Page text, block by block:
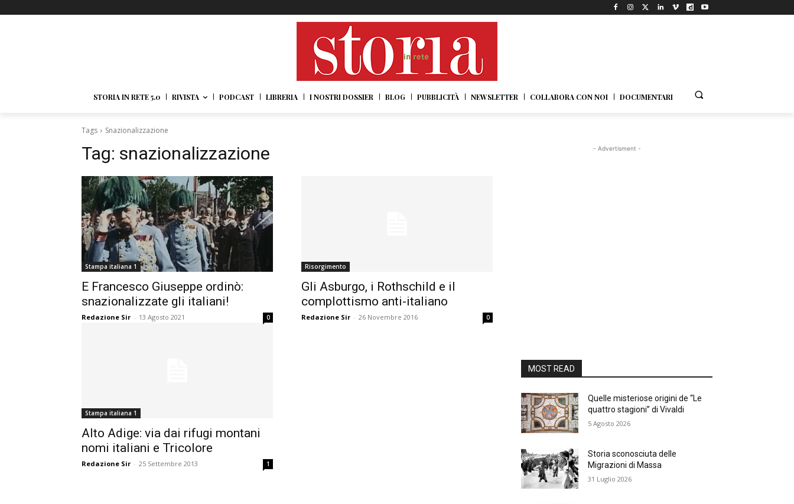
STORIA IN RETE 5.0 RIVISTA PODCAST LIBRERIA I NOSTRI DOSSIER BLOG PUBBLICITÀ NEWSLETTER COLLABORA CON NOI DOCUMENTARI
Tags Snazionalizzazione
Tag: snazionalizzazione
Stampa italiana 1
E Francesco Giuseppe ordinò:
snazionalizzate gli italiani!
Redazione Sir - 13 Agosto 2021 0
Risorgimento
Gli Asburgo, i Rothschild e il
complottismo anti-italiano
Redazione Sir - 26 Novembre 2016 0
Stampa italiana 1
Alto Adige: via dai rifugi montani
nomi italiani e Tricolore
Redazione Sir - 25 Settembre 2013 1
- Advertisment -
MOST READ
Quelle misteriose origini de “Le
quattro stagioni” di Vivaldi
5 Agosto 2026
Storia sconosciuta delle
Migrazioni di Massa
31 Luglio 2026